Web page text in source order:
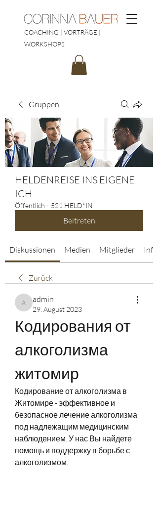
COACHING | VORTRÄGE |
WORKSHOPS
Gruppen
HELDENREISE INS EIGENE
ICH
Öffentlich · 521 HELD*IN
Beitreten
Diskussionen Medien Mitglieder Info
Zurück
admin
admin
29. August 2023
Кодирования от
алкоголизма
житомир
Кодирование от алкоголизма в
Житомире - эффективное и
безопасное лечение алкоголизма
под надлежащим медицинским
наблюдением. У нас Вы найдете
помощь и поддержку в борьбе с
алкоголизмом.